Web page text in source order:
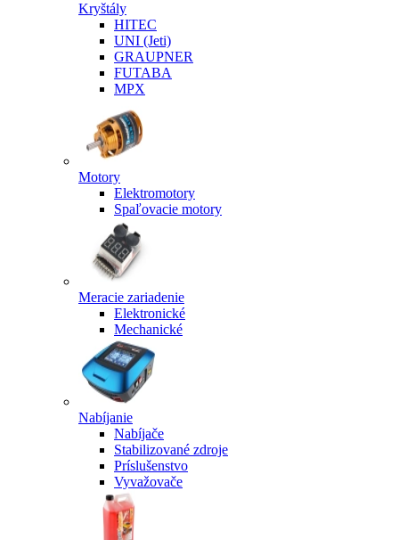
Kryštály
HITEC
UNI (Jeti)
GRAUPNER
FUTABA
MPX
Motory
Elektromotory
Spaľovacie motory
Meracie zariadenie
Elektronické
Mechanické
Nabíjanie
Nabíjače
Stabilizované zdroje
Príslušenstvo
Vyvažovače